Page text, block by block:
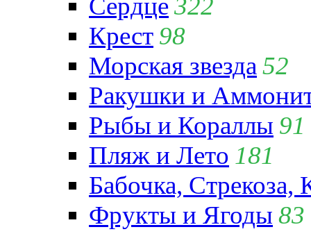
Крест 98
Морская звезда 52
Ракушки и
Рыбы и Кораллы 91
Пляж и Лето 181
Бабочка,
Фрукты и Ягоды 83